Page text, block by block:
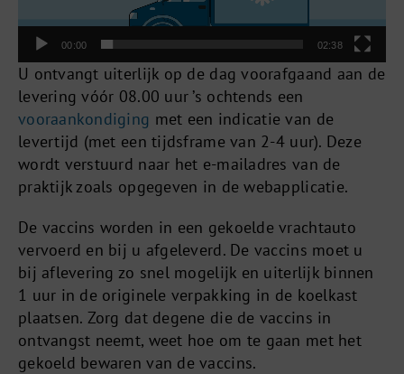
00:00 02:38
U ontvangt uiterlijk op de dag voorafgaand aan de
levering vóór 08.00 uur ’s ochtends een
vooraankondiging met een indicatie van de
levertijd (met een tijdsframe van 2-4 uur). Deze
wordt verstuurd naar het e-mailadres van de
praktijk zoals opgegeven in de webapplicatie.
De vaccins worden in een gekoelde vrachtauto
vervoerd en bij u afgeleverd. De vaccins moet u
bij aflevering zo snel mogelijk en uiterlijk binnen
1 uur in de originele verpakking in de koelkast
plaatsen. Zorg dat degene die de vaccins in
ontvangst neemt, weet hoe om te gaan met het
gekoeld bewaren van de vaccins.